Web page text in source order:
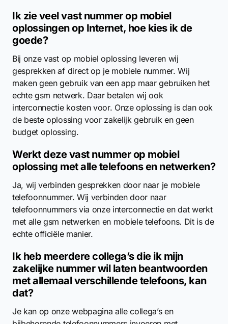
Ik zie veel vast nummer op mobiel
oplossingen op Internet, hoe kies ik de
goede?
Bij onze vast op mobiel oplossing leveren wij
gesprekken af direct op je mobiele nummer. Wij
maken geen gebruik van een app maar gebruiken het
echte gsm netwerk. Daar betalen wij ook
interconnectie kosten voor. Onze oplossing is dan ook
de beste oplossing voor zakelijk gebruik en geen
budget oplossing.
Werkt deze vast nummer op mobiel
oplossing met alle telefoons en netwerken?
Ja, wij verbinden gesprekken door naar je mobiele
telefoonnummer. Wij verbinden door naar
telefoonnummers via onze interconnectie en dat werkt
met alle gsm netwerken en mobiele telefoons. Dit is de
echte officiële manier.
Ik heb meerdere collega’s die ik mijn
zakelijke nummer wil laten beantwoorden
met allemaal verschillende telefoons, kan
dat?
Je kan op onze webpagina alle collega’s en